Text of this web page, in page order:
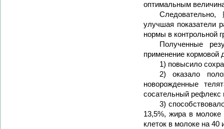
оптимальным
Следовательно,
улучшая показатели
нормы в контрольной
Полученные
применение кормовой
1) повысило
2) оказало
новорожденные
сосательный рефлекс
3)
13,5%, жира в
клеток в молоке на 40